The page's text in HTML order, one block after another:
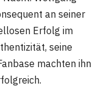
an seiner
Erfolg im
seine
machten ihn